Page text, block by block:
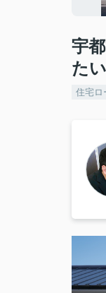
宇
た
住宅ロ